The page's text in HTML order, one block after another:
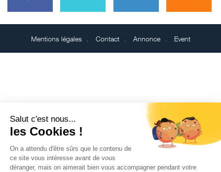
Salut c'est nous...
les Cookies !
On a attendu d'être sûrs que le contenu de
ce site vous intéresse avant de vous
déranger, mais on aimerait bien vous accompagner pendant votre
Mentions légales Contact Annonce Event